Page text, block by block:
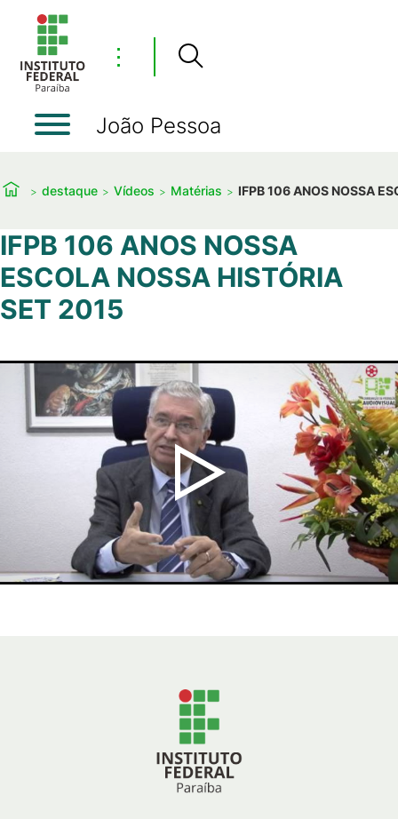
⋮
João Pessoa
destaque Vídeos Matérias IFPB 106 ANOS NOSSA
IFPB 106 ANOS NOSSA
ESCOLA NOSSA HISTÓRIA
SET 2015